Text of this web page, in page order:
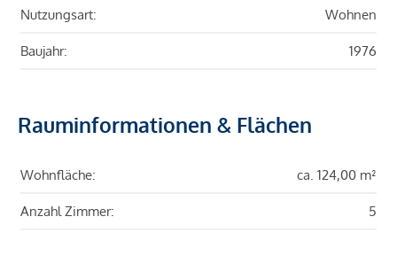
Nutzungsart: Wohnen
Baujahr: 1976
Rauminformationen & Flächen
Wohnfläche: ca. 124,00 m²
Anzahl Zimmer: 5